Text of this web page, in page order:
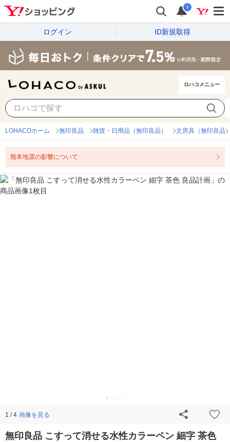
i
ログイン ID新規取得
ロハコメニュー
LOHACOホーム 無印良品 雑貨・日用品（無印良品） 文房具（無印良品
熊本地震の影響について
1 / 4 画像を見る
無印良品 こすって消せる水性カラーペン 細字 茶色